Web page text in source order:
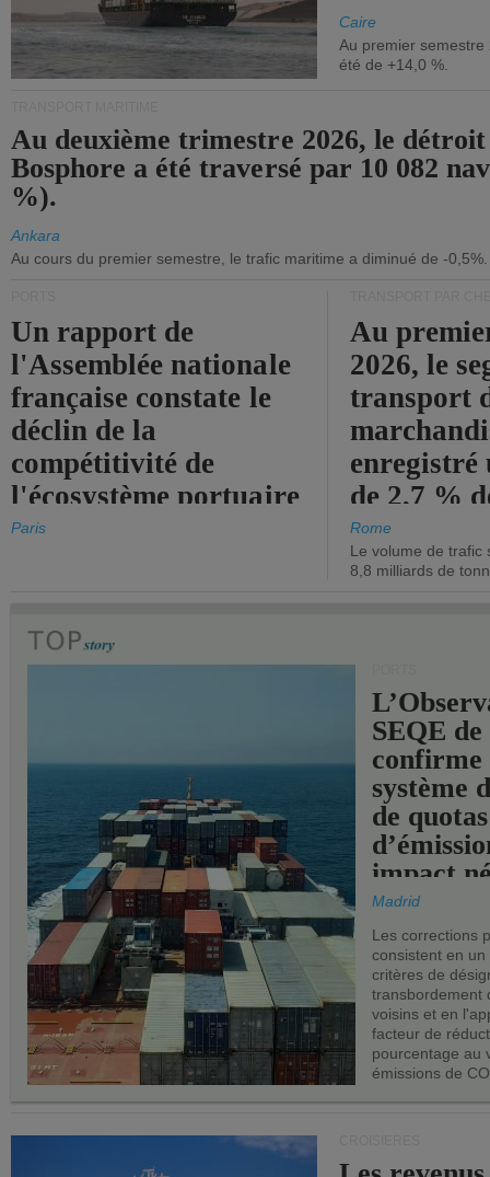
Caire
Au premier
été de +14,0 %.
Au deuxième trimestre 2026, le
Bosphore a été traversé par 10 082
%).
Ankara
Au cours du premier semestre, le trafic maritime a diminué de -0,5%.
Un rapport de
l'Assemblée nationale
française constate le
déclin de la
compétitivité de
l'écosystème portuaire
de l'État.
Paris
Au
2026, le
transport
enregistré
de 2,7 %
chiffre
Rome
Le volume de trafic
8,8 milliards de
SEQE de
confirme
système
de quotas
impact
les ports
Madrid
Les corrections
consistent en
critères de
transbordement
voisins et en
facteur de
pourcentage au
émissions de